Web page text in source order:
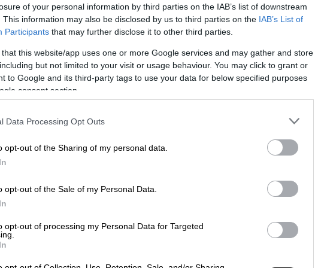
of your personal information by third parties on the IAB’s list of downstream
This information may also be disclosed by us to third parties on the IAB’s List of
Participants that may further disclose it to other third parties.
that this website/app uses one or more Google services and may gather and store
but not limited to your visit or usage behaviour. You may click to grant or
to Google and its third-party tags to use your data for below specified purposes
consent section.
Data Processing Opt Outs
opt-out of the Sharing of my personal data.
opt-out of the Sale of my Personal Data.
opt-out of processing my Personal Data for Targeted
Εορτολόγιο: Ποιοι γιορτάζουν
01
Η
και
03